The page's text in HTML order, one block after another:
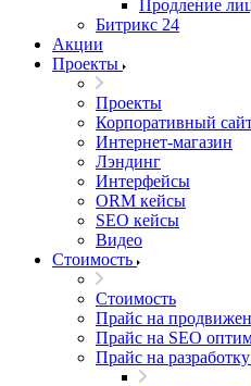
Продление
Битрикс 24
Акции
Проекты
Проекты
Корпоративный
Интернет-магазин
Лэндинг
Интерфейсы
ORM кейсы
SEO кейсы
Видео
Стоимость
Стоимость
Прайс на
Прайс на SEO
Прайс на